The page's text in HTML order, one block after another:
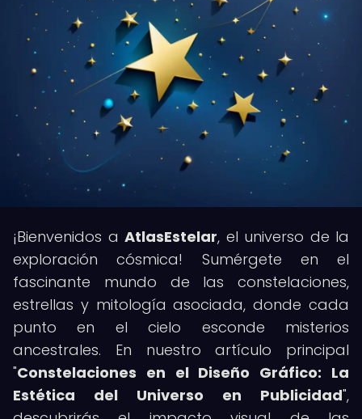
¡Bienvenidos a AtlasEstelar, el universo de la
exploración cósmica! Sumérgete en el
fascinante mundo de las constelaciones,
estrellas y mitología asociada, donde cada
punto en el cielo esconde misterios
ancestrales. En nuestro artículo principal
"Constelaciones en el Diseño Gráfico: La
Estética del Universo en Publicidad",